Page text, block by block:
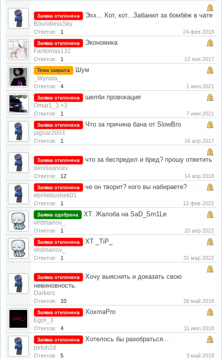
Заявка отклонена Эхх... Кот, кот...Забанил за бомбёж в чате
BoundlessSky
Ответов: 1 24 фев 2018
Заявка отклонена Экономика
Fantomas132
Ответов: 1 12 ноя 2017
Тема закрыта Шум
_Wynata_
Ответов: 4 1 июл 2021
Заявка отклонена шелби провокация
Omar1_3 <3
Ответов: 1 7 июн 2021
Заявка отклонена Что за причина бана от SlowBro
jaguar2003
Ответов: 1 16 апр 2017
Заявка отклонена что за беспредел и бред? прошу ответить
denisxancev
Ответов: 12 14 апр 2018
Заявка отклонена че он творит? кого вы набираете?
ebHlebushek01
Ответов: 1 12 фев 2022
Заявка одобрена ХТ. Жалоба на SaD_Sm1Le
virdmanov_
Ответов: 1 20 апр 2022
Заявка отклонена ХТ _TiP_
virdmanov_
Ответов: 1 31 мар 2022
Заявка отклонена
Хочу выяснить и доказать свою
невиновность.
Darkers
Ответов: 10 26 май 2018
Заявка отклонена ХохmaPro
Egor_3
Ответов: 4 11 июл 2018
Заявка отклонена Хотелось бы разобраться...
petuh2d
Ответов: 5 3 май 2018